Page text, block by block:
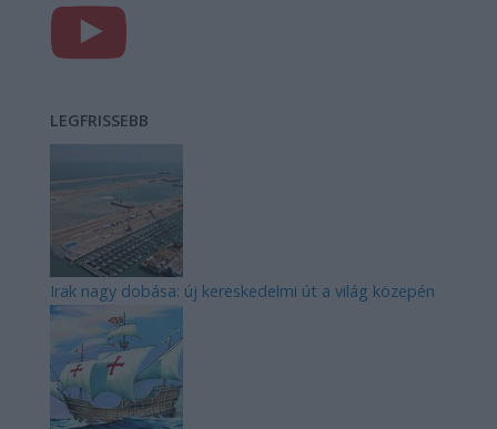
LEGFRISSEBB
Irak nagy dobása: új kereskedelmi út a világ közepén